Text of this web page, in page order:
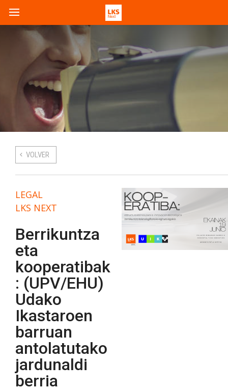
VOLVER
LEGAL
LKS NEXT
Berrikuntza
eta
kooperatibak
: (UPV/EHU)
Udako
Ikastaroen
barruan
antolatutako
jardunaldi
berria